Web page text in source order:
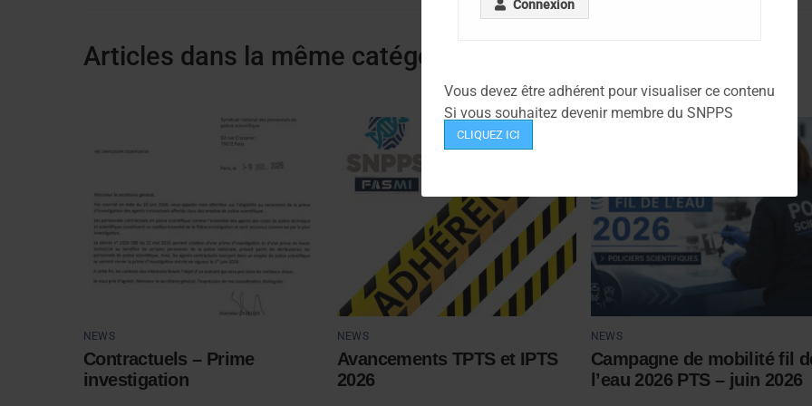
Connexion
Vous devez être adhérent pour visualiser ce contenu
Si vous souhaitez devenir membre du SNPPS
CLIQUEZ ICI
Articles dans la même catégorie
NEWS
Contractuels – Prime
investigation
NEWS
Avancements TPTS et IPTS
2026
NEWS
Campagne de mobilité fil
l’eau 2026 PTS – juin 2026